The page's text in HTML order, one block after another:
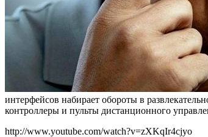
интерфейсов набирает обороты в
контроллеры и пульты дистанционного
http://www.youtube.com/watch?v=zXKqIr4cjyo